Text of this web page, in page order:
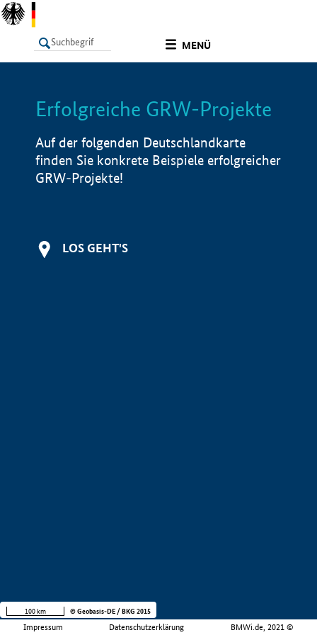
MENÜ
LISTE Info
Erfolgreiche GRW-Projekte
Auf der folgenden Deutschlandkarte
finden Sie konkrete Beispiele erfolgreicher
GRW-Projekte!
LOS GEHT'S
Impressum Datenschutzerklärung BMWi.de, 2021 ©
100 km © Geobasis-DE / BKG 2015